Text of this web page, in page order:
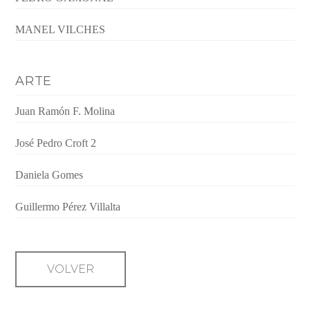
MANEL VILCHES
ARTE
Juan Ramón F. Molina
José Pedro Croft 2
Daniela Gomes
Guillermo Pérez Villalta
VOLVER